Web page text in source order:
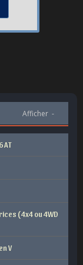
Afficher -
AT
( 4x4 ou 4WD
V